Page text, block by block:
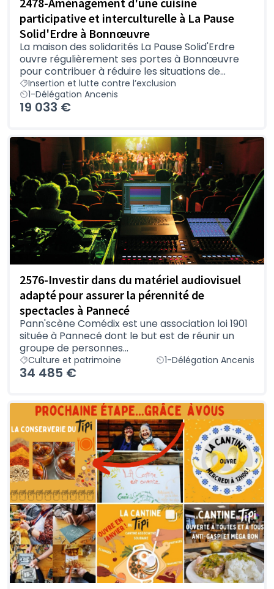
participative et interculturelle à La Pause
Solid'Erdre à Bonnœuvre
La maison des solidarités La Pause Solid'Erdre
ouvre régulièrement ses portes à Bonnœuvre
pour contribuer à réduire les situations de...
Insertion et lutte contre l’exclusion
1-Délégation Ancenis
19 033 €
2576-Investir dans du matériel audiovisuel
adapté pour assurer la pérennité de
spectacles à Pannecé
Pann'scène Comédix est une association loi 1901
située à Pannecé dont le but est de réunir un
groupe de personnes...
Culture et patrimoine 1-Délégation Ancenis
34 485 €